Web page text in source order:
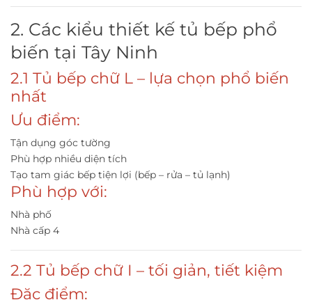
2. Các kiểu thiết kế tủ bếp phổ
biến tại Tây Ninh
2.1 Tủ bếp chữ L – lựa chọn phổ biến
nhất
Ưu điểm:
Tận dụng góc tường
Phù hợp nhiều diện tích
Tạo tam giác bếp tiện lợi (bếp – rửa – tủ lạnh)
Phù hợp với:
Nhà phố
Nhà cấp 4
2.2 Tủ bếp chữ I – tối giản, tiết kiệm
Đặc điểm: